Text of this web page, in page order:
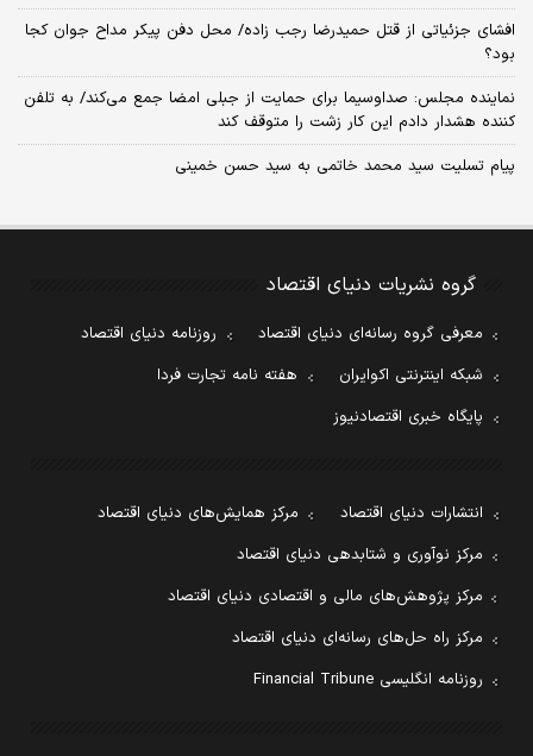
افشای جزئیاتی از قتل حمیدرضا رجب زاده/ محل دفن پیکر مداح جوان کجا
بود؟
نماینده مجلس: صداوسیما برای حمایت از جبلی امضا جمع می‌کند/ به تلفن
کننده هشدار دادم این کار زشت را متوقف کند
پیام تسلیت سید محمد خاتمی به سید حسن خمینی
گروه نشریات دنیای اقتصاد
معرفی گروه رسانه‌ای دنیای اقتصاد
روزنامه دنیای اقتصاد
شبکه اینترنتی اکوایران
هفته نامه تجارت فردا
پایگاه خبری اقتصادنیوز
انتشارات دنیای اقتصاد
مرکز همایش‌های دنیای اقتصاد
مرکز نوآوری و شتابدهی دنیای اقتصاد
مرکز پژوهش‌های مالی و اقتصادی دنیای اقتصاد
مرکز راه حل‌های رسانه‌ای دنیای اقتصاد
روزنامه انگلیسی Financial Tribune